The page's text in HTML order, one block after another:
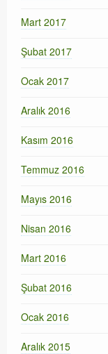
Mart 2017
Şubat 2017
Ocak 2017
Aralık 2016
Kasım 2016
Temmuz 2016
Mayıs 2016
Nisan 2016
Mart 2016
Şubat 2016
Ocak 2016
Aralık 2015